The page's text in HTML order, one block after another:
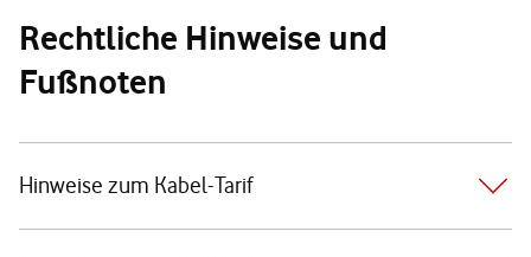
Rechtliche Hinweise und
Fußnoten
Hinweise zum Kabel-Tarif